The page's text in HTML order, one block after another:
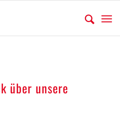
über unsere